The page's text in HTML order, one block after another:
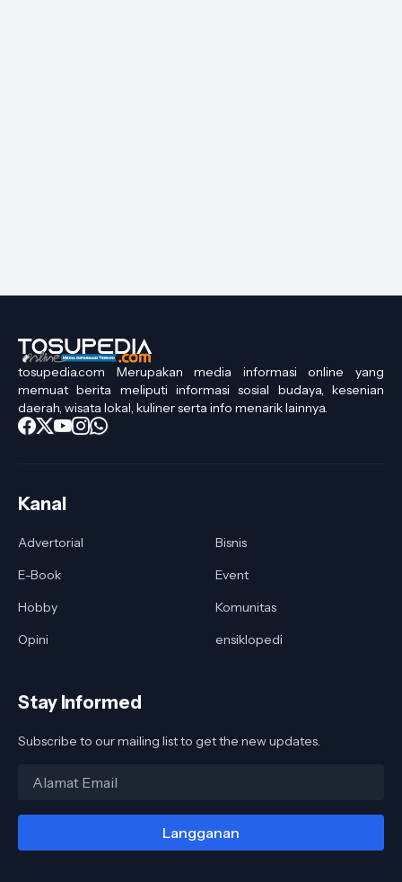
tosupedia.com Merupakan media informasi online yang
memuat berita meliputi informasi sosial budaya, kesenian
daerah, wisata lokal, kuliner serta info menarik lainnya.
Kanal
Advertorial
Bisnis
E-Book
Event
Hobby
Komunitas
Opini
ensiklopedi
Stay Informed
Subscribe to our mailing list to get the new updates.